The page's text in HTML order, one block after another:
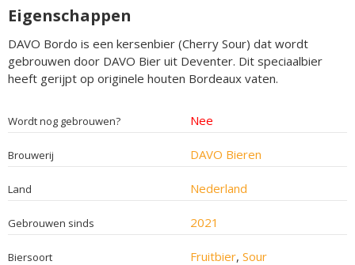
Eigenschappen
DAVO Bordo is een kersenbier (Cherry Sour) dat wordt
gebrouwen door DAVO Bier uit Deventer. Dit speciaalbier
heeft gerijpt op originele houten Bordeaux vaten.
Wordt nog gebrouwen? Nee
Brouwerij DAVO Bieren
Land Nederland
Gebrouwen sinds 2021
Biersoort Fruitbier, Sour